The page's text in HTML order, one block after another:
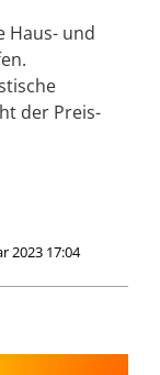
Haus- und
der Preis-
2023 17:04